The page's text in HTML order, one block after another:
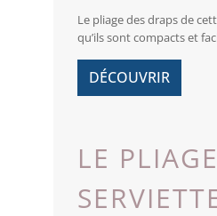
Le pliage des draps de
qu’ils sont compacts et
DÉCOUVRIR
LE